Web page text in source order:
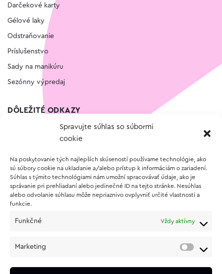
Spravujte súhlas so súbormi
cookie
Na poskytovanie tých najlepších skúseností používame technológie, ako
sú súbory cookie na ukladanie a/alebo prístup k informáciám o zariadení.
Súhlas s týmito technológiami nám umožní spracovávať údaje, ako je
správanie pri prehliadaní alebo jedinečné ID na tejto stránke. Nesúhlas
alebo odvolanie súhlasu môže nepriaznivo ovplyvniť určité vlastnosti a
funkcie.
Funkčné Vždy aktívny
Marketing
Darčekové karty
Gélové laky
Odstraňovanie
Príslušenstvo
Sady na manikúru
Sezónny výpredaj
DÔLEŽITÉ ODKAZY
Vernostný program
O NÁKUPE
Vrátenie a reklamácia tovaru